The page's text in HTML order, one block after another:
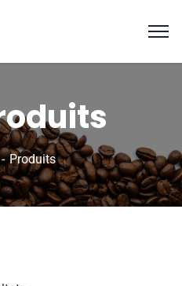
Produits